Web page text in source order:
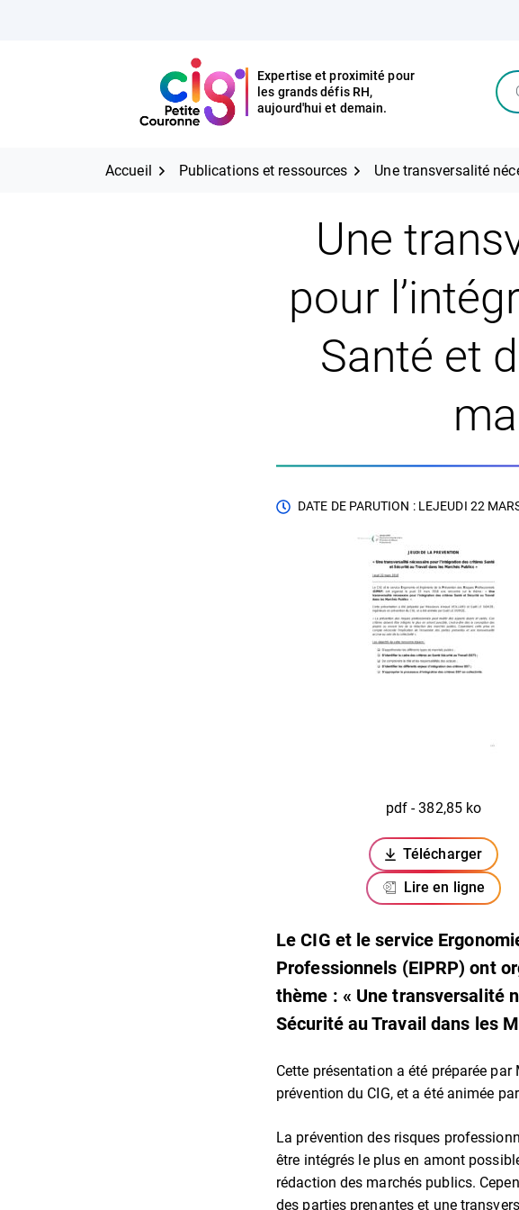
CIG Petite Couronne
Expertise et proximité pour
les grands défis RH,
aujourd'hui et demain.
CIG Petite Couronne
Expertise et proximité pour
les grands défis RH,
aujourd'hui et demain.
Accueil Publications et ressources Une transversalité
Une
pour
Santé et
DATE DE PARUTION : LEJEUDI 22
pdf - 382,85 ko
Télécharger
(ouverture
Lire en ligne
Le CIG et le service
Professionnels (EIPRP) ont
thème : « Une transversalité
Sécurité au Travail dans les
Cette présentation a été préparée par
prévention du CIG, et a été animée
La prévention des risques
être intégrés le plus en amont
rédaction des marchés publics.
des parties prenantes et une